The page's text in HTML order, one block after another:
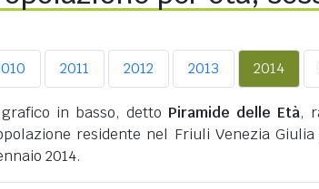
2011 2012 2013 2014
in basso, detto Piramide delle Età,
residente nel Friuli Venezia
2014.